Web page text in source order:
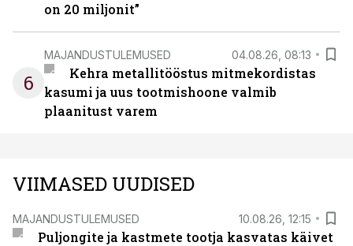
on 20 miljonit”
6
MAJANDUSTULEMUSED 04.08.26, 08:13
Kehra metallitööstus mitmekordistas
kasumi ja uus tootmishoone valmib
plaanitust varem
VIIMASED UUDISED
MAJANDUSTULEMUSED 10.08.26, 12:15
Puljongite ja kastmete tootja kasvatas käivet